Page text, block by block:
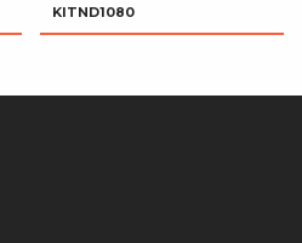
KITND1080